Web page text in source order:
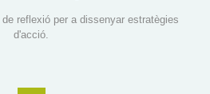
reflexió per a dissenyar estratègies
d'acció.